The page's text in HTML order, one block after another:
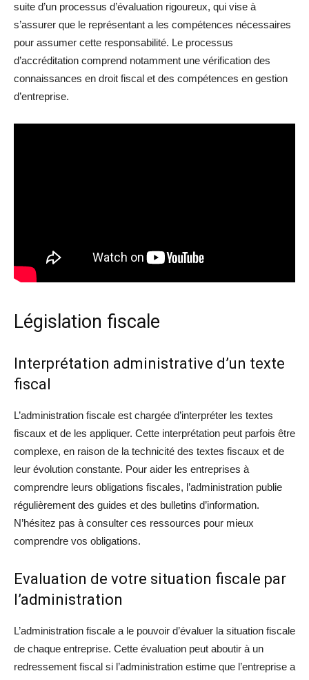
suite d’un processus d’évaluation rigoureux, qui vise à
s’assurer que le représentant a les compétences nécessaires
pour assumer cette responsabilité. Le processus
d’accréditation comprend notamment une vérification des
connaissances en droit fiscal et des compétences en gestion
d’entreprise.
Législation fiscale
Interprétation administrative d’un texte
fiscal
L’administration fiscale est chargée d’interpréter les textes
fiscaux et de les appliquer. Cette interprétation peut parfois être
complexe, en raison de la technicité des textes fiscaux et de
leur évolution constante. Pour aider les entreprises à
comprendre leurs obligations fiscales, l’administration publie
régulièrement des guides et des bulletins d’information.
N’hésitez pas à consulter ces ressources pour mieux
comprendre vos obligations.
Evaluation de votre situation fiscale par
l’administration
L’administration fiscale a le pouvoir d’évaluer la situation fiscale
de chaque entreprise. Cette évaluation peut aboutir à un
redressement fiscal si l’administration estime que l’entreprise a